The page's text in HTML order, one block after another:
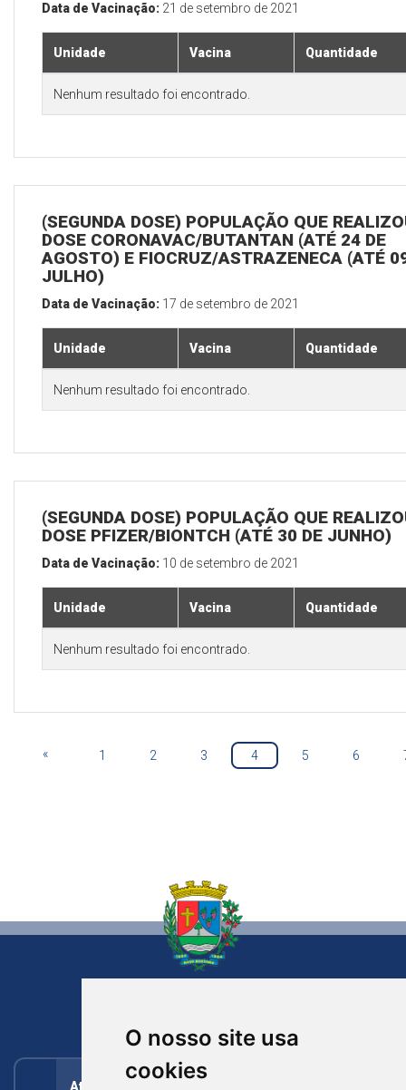
O nosso site usa
cookies
Data de Vacinação: 21 de setembro de 2021
Unidade Vacina Quantidade
Nenhum resultado foi encontrado.
(SEGUNDA DOSE) POPULAÇÃO QUE
DOSE CORONAVAC/BUTANTAN (ATÉ 24 DE
AGOSTO) E FIOCRUZ/ASTRAZENECA (ATÉ
JULHO)
Data de Vacinação: 17 de setembro de 2021
Unidade Vacina Quantidade
Nenhum resultado foi encontrado.
(SEGUNDA DOSE) POPULAÇÃO QUE
DOSE PFIZER/BIONTCH (ATÉ 30 DE JUNHO)
Data de Vacinação: 10 de setembro de 2021
Unidade Vacina Quantidade
Nenhum resultado foi encontrado.
« 1 2 3 4 5 6
Atendimento